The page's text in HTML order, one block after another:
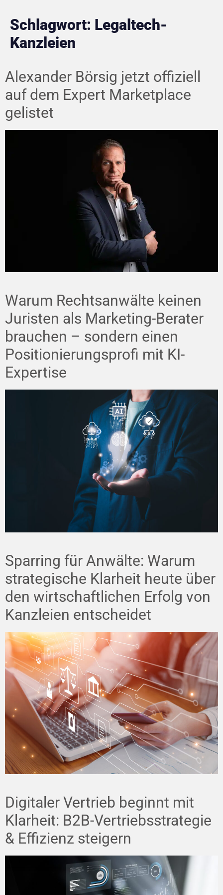
Schlagwort: Legaltech-
Kanzleien
Alexander Börsig jetzt offiziell
auf dem Expert Marketplace
gelistet
Warum Rechtsanwälte keinen
Juristen als Marketing-Berater
brauchen – sondern einen
Positionierungsprofi mit KI-
Expertise
Sparring für Anwälte: Warum
strategische Klarheit heute über
den wirtschaftlichen Erfolg von
Kanzleien entscheidet
Digitaler Vertrieb beginnt mit
Klarheit: B2B-Vertriebsstrategie
& Effizienz steigern